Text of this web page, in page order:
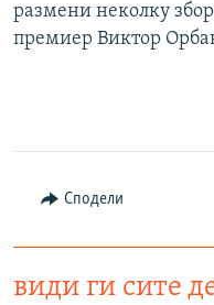
размени неколку
премиер Виктор
Сподели
види ги сите